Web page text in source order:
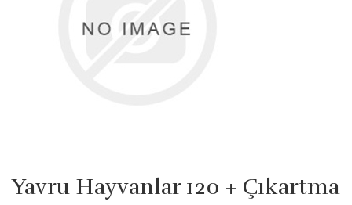
Yavru Hayvanlar 120 + Çıkartma